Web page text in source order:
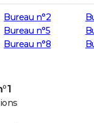
Bureau n°2
Bureau n°5
Bureau n°8